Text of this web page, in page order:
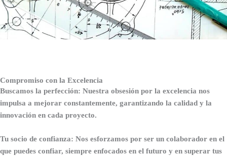
Compromiso con la Excelencia
Buscamos la perfección: Nuestra obsesión por la excelencia nos
impulsa a mejorar constantemente, garantizando la calidad y la
innovación en cada proyecto.
Tu socio de confianza: Nos esforzamos por ser un colaborador en el
que puedes confiar, siempre enfocados en el futuro y en superar tus